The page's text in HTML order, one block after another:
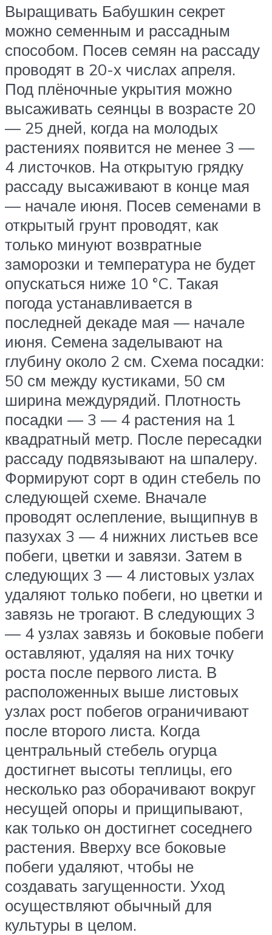
Выращивать Бабушкин секрет
можно семенным и рассадным
способом. Посев семян на рассаду
проводят в 20-х числах апреля.
Под плёночные укрытия можно
высаживать сеянцы в возрасте 20
— 25 дней, когда на молодых
растениях появится не менее 3 —
4 листочков. На открытую грядку
рассаду высаживают в конце мая
— начале июня. Посев семенами в
открытый грунт проводят, как
только минуют возвратные
заморозки и температура не будет
опускаться ниже 10 °C. Такая
погода устанавливается в
последней декаде мая — начале
июня. Семена заделывают на
глубину около 2 см. Схема посадки:
50 см между кустиками, 50 см
ширина междурядий. Плотность
посадки — 3 — 4 растения на 1
квадратный метр. После пересадки
рассаду подвязывают на шпалеру.
Формируют сорт в один стебель по
следующей схеме. Вначале
проводят ослепление, выщипнув в
пазухах 3 — 4 нижних листьев все
побеги, цветки и завязи. Затем в
следующих 3 — 4 листовых узлах
удаляют только побеги, но цветки и
завязь не трогают. В следующих 3
— 4 узлах завязь и боковые побеги
оставляют, удаляя на них точку
роста после первого листа. В
расположенных выше листовых
узлах рост побегов ограничивают
после второго листа. Когда
центральный стебель огурца
достигнет высоты теплицы, его
несколько раз оборачивают вокруг
несущей опоры и прищипывают,
как только он достигнет соседнего
растения. Вверху все боковые
побеги удаляют, чтобы не
создавать загущенности. Уход
осуществляют обычный для
культуры в целом.